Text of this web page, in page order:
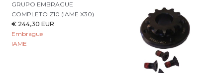
GRUPO EMBRAGUE
COMPLETO Z10 (IAME X30)
€ 244,30 EUR
Embrague
IAME